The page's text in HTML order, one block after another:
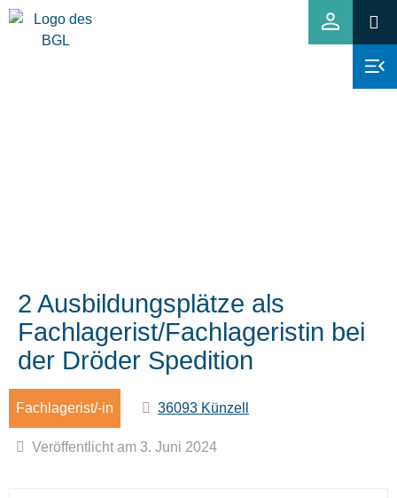
2 Ausbildungsplätze als
Fachlagerist/Fachlageristin bei
der Dröder Spedition
Fachlagerist/-in 36093 Künzell
Veröffentlicht am 3. Juni 2024